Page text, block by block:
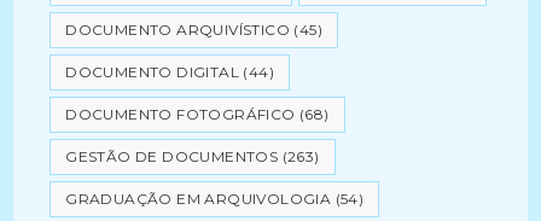
DOCUMENTO ARQUIVÍSTICO (45)
DOCUMENTO DIGITAL (44)
DOCUMENTO FOTOGRÁFICO (68)
GESTÃO DE DOCUMENTOS (263)
GRADUAÇÃO EM ARQUIVOLOGIA (54)